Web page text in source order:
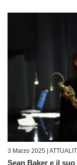
3 Marzo 2025 |
Sean Baker e il